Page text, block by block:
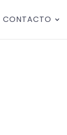
CONTACTO